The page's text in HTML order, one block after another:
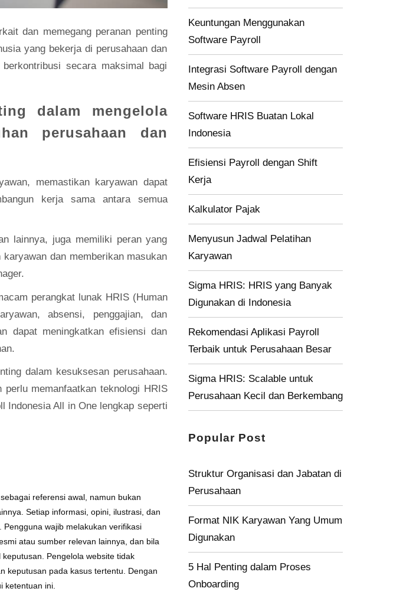
dan memegang peranan penting
yang bekerja di perusahaan dan
secara maksimal bagi
dalam mengelola
perusahaan dan
memastikan karyawan dapat
kerja sama antara semua
lainnya, juga memiliki peran yang
dan memberikan masukan
perangkat lunak HRIS (Human
absensi, penggajian, dan
dapat meningkatkan efisiensi dan
dalam kesuksesan perusahaan.
memanfaatkan teknologi HRIS
Indonesia All in One lengkap seperti
referensi awal, namun bukan
Setiap informasi, opini, ilustrasi, dan
wajib melakukan verifikasi
atau sumber relevan lainnya, dan bila
Pengelola website tidak
keputusan pada kasus tertentu. Dengan
ketentuan ini.
Keuntungan Menggunakan
Software Payroll
Integrasi Software Payroll dengan
Mesin Absen
Software HRIS Buatan Lokal
Indonesia
Efisiensi Payroll dengan Shift
Kerja
Kalkulator Pajak
Menyusun Jadwal Pelatihan
Karyawan
Sigma HRIS: HRIS yang Banyak
Digunakan di Indonesia
Rekomendasi Aplikasi Payroll
Terbaik untuk Perusahaan Besar
Sigma HRIS: Scalable untuk
Perusahaan Kecil dan Berkembang
Popular Post
Struktur Organisasi dan Jabatan di
Perusahaan
Format NIK Karyawan Yang Umum
Digunakan
5 Hal Penting dalam Proses
Onboarding